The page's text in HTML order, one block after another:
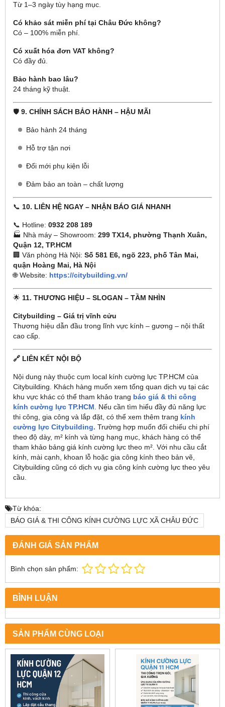
Từ 1–3 ngày tùy hạng mục.
Có khảo sát miễn phí tại Châu Đức không?
Có – 100% miễn phí.
Có xuất hóa đơn VAT không?
Có đầy đủ.
Bảo hành bao lâu?
24 tháng kỹ thuật.
🛡 9. CHÍNH SÁCH BẢO HÀNH – HẬU MÃI
Bảo hành 24 tháng
Hỗ trợ tận nơi
Đổi mới phụ kiện lỗi
Đảm bảo an toàn – chất lượng
📞 10. LIÊN HỆ NGAY – NHẬN BÁO GIÁ NHANH
📞 Hotline: 0932 208 189
🏭 Nhà máy – Showroom: 299 TX14, phường Thạnh Xuân,
Quận 12, TP.HCM
🏢 Văn phòng Hà Nội: Số 581 E6, ngõ 223, phố Tân Mai,
quận Hoàng Mai, Hà Nội
🌐 Website: https://citybuilding.vn/
🌟 11. THƯƠNG HIỆU – SLOGAN – TẦM NHÌN
Citybuilding – Giá trị vĩnh cửu
Thương hiệu dẫn đầu trong lĩnh vực kính – gương – nội thất
cao cấp.
🔗 LIÊN KẾT NỘI BỘ
Nội dung này thuộc cụm local kính cường lực TP.HCM của
Citybuilding. Khách hàng muốn xem tổng quan dịch vụ tại các
khu vực khác có thể tham khảo trang báo giá & thi công
kính cường lực TP.HCM . Nếu cần tìm hiểu đầy đủ năng lực
thi công, gia công và lắp đặt, có thể xem thêm trang kính
cường lực Citybuilding. Trường hợp muốn đối chiếu chi phí
theo độ dày, m² kính và từng hạng mục, khách hàng có thể
tham khảo bảng giá kính cường lực theo m². Với nhu cầu cắt
kính, mài cạnh, khoan lỗ hoặc gia công kính theo bản vẽ,
Citybuilding cũng có dịch vụ gia công kính cường lực theo yêu
cầu.
Từ khóa:
BÁO GIÁ & THI CÔNG KÍNH CƯỜNG LỰC XÃ CHÂU ĐỨC
ĐÁNH GIÁ SẢN PHẨM
Bình chọn sản phẩm:
BÌNH LUẬN
SẢN PHẨM CÙNG LOẠI